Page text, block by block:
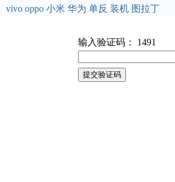
vivo oppo 小米 华为 单反 装机 图拉丁
输入验证码： 1491